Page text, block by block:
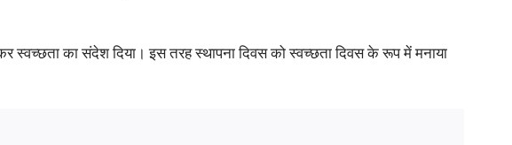
स्वच्छता का संदेश दिया। इस तरह स्थापना दिवस को स्वच्छता दिवस के रूप में मनाया